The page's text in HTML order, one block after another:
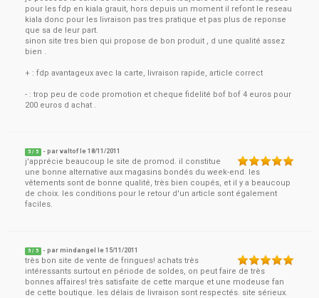
pour les fdp en kiala grauit, hors depuis un moment il refont le reseau
kiala donc pour les livraison pas tres pratique et pas plus de reponse
que sa de leur part.
sinon site tres bien qui propose de bon produit , d une qualité assez
bien .
+ : fdp avantageux avec la carte, livraison rapide, article correct
- : trop peu de code promotion et cheque fidelité bof bof 4 euros pour
200 euros d achat .
5 / 5 - parvaltofle18/11/2011
j'apprécie beaucoup le site de promod. il constitue
une bonne alternative aux magasins bondés du week-end. les
vêtements sont de bonne qualité, très bien coupés, et il y a beaucoup
de choix. les conditions pour le retour d'un article sont également
faciles.
5 / 5 - parmindangel le15/11/2011
très bon site de vente de fringues! achats très
intéressants surtout en période de soldes, on peut faire de très
bonnes affaires! très satisfaite de cette marque et une modeuse fan
de cette boutique. les délais de livraison sont respectés. site sérieux.